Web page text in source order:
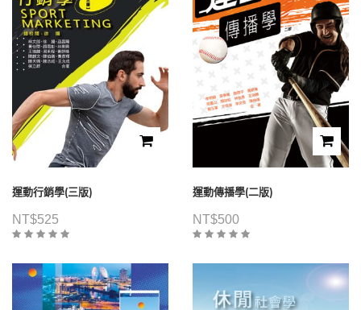
運動行銷學(三版)
NT$525
運動傳播學(二版)
NT$500